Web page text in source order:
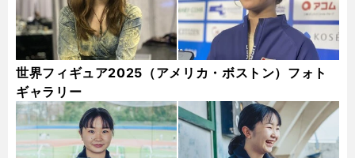
世界フィギュア2025（アメリカ・ボストン）フォト
ギャラリー